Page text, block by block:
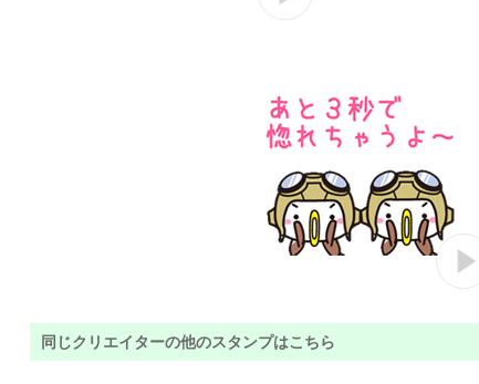
同じクリエイターの他のスタンプはこちら